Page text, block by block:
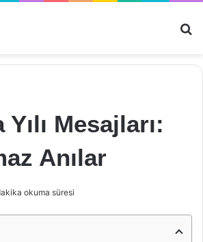
Yılı Mesajları:
Anılar
okuma süresi